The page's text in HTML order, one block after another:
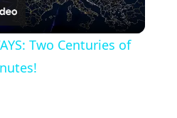
Video
Two Centuries of